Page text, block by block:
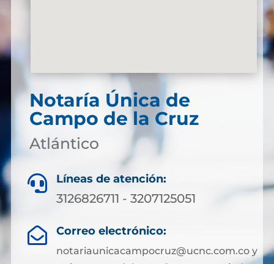
Notaría Única de
Campo de la Cruz
Atlántico
 Líneas de atención:
3126826711 - 3207125051
 Correo electrónico:
notariaunicacampocruz@ucnc.com.co y